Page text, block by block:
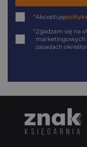
*Akceptuję
*Zgadzam się na
marketingowych
zasadach